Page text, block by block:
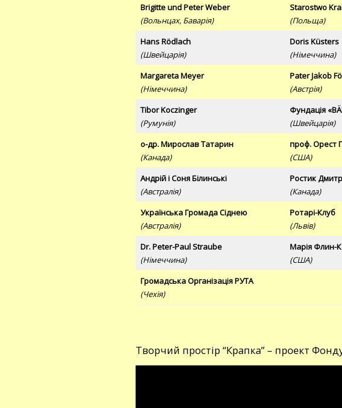
Brigitte und Peter Weber
(Вольнцах, Баварія)
Starostwo
(Польща)
Hans Rödlach
(Швейцарія)
Doris Küsters
(Німеччина)
Margareta Meyer
(Німеччина)
Pater Jakob
(Австрія)
Tibor Koczinger
(Румунія)
Фундація
(Швейцарія)
о-др. Мирослав Татарин
(Канада)
проф. Орест
(США)
Андрій і Соня Білинські
(Австралія)
Ростик
(Канада)
Українська Громада Сіднею
(Австралія)
Ротарі-Клуб
(Львів)
Dr. Peter-Paul Straube
(Німеччина)
Марія Флин-
(США)
Громадська Організація РУТА
(Чехія)
Творчий простір “Крапка” – проект